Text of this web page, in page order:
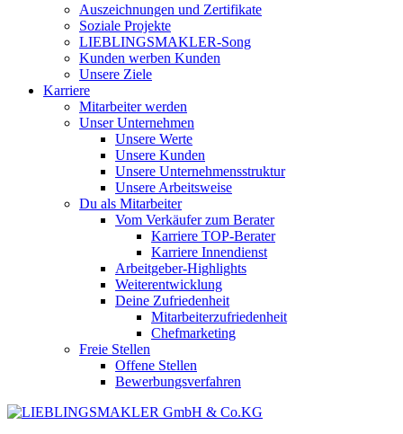
Auszeichnungen und Zertifikate
Soziale Projekte
LIEBLINGSMAKLER-Song
Kunden werben Kunden
Unsere Ziele
Karriere
Mitarbeiter werden
Unser Unternehmen
Unsere Werte
Unsere Kunden
Unsere Unternehmensstruktur
Unsere Arbeitsweise
Du als Mitarbeiter
Vom Verkäufer zum Berater
Karriere TOP-Berater
Karriere Innendienst
Arbeitgeber-Highlights
Weiterentwicklung
Deine Zufriedenheit
Mitarbeiterzufriedenheit
Chefmarketing
Freie Stellen
Offene Stellen
Bewerbungsverfahren